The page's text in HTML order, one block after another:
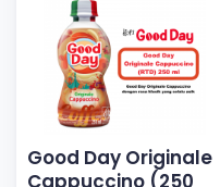
Good Day Originale
Cappuccino (250